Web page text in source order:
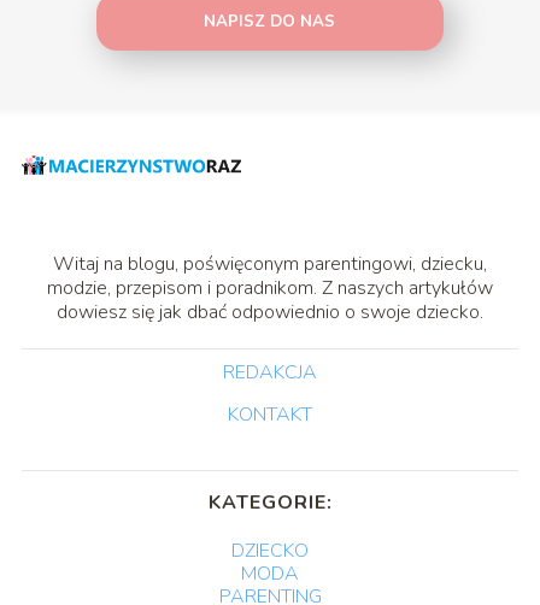
NAPISZ DO NAS
Witaj na blogu, poświęconym parentingowi, dziecku,
modzie, przepisom i poradnikom. Z naszych artykułów
dowiesz się jak dbać odpowiednio o swoje dziecko.
REDAKCJA
KONTAKT
KATEGORIE:
DZIECKO
MODA
PARENTING